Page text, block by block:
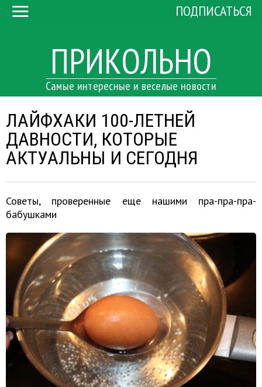
ПРИКОЛЬНО
Самые интересные и веселые новости
ПОДПИСАТЬСЯ
ЛАЙФХАКИ 100-ЛЕТНЕЙ
ДАВНОСТИ, КОТОРЫЕ
АКТУАЛЬНЫ И СЕГОДНЯ
Советы, проверенные еще нашими пра-пра-пра-
бабушками